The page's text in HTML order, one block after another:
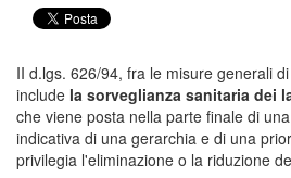
II d.lgs. 626/94, fra le misure generali
include la sorveglianza sanitaria dei
che viene posta nella parte finale di
indicativa di una gerarchia e di una
privilegia l'eliminazione o la riduzione